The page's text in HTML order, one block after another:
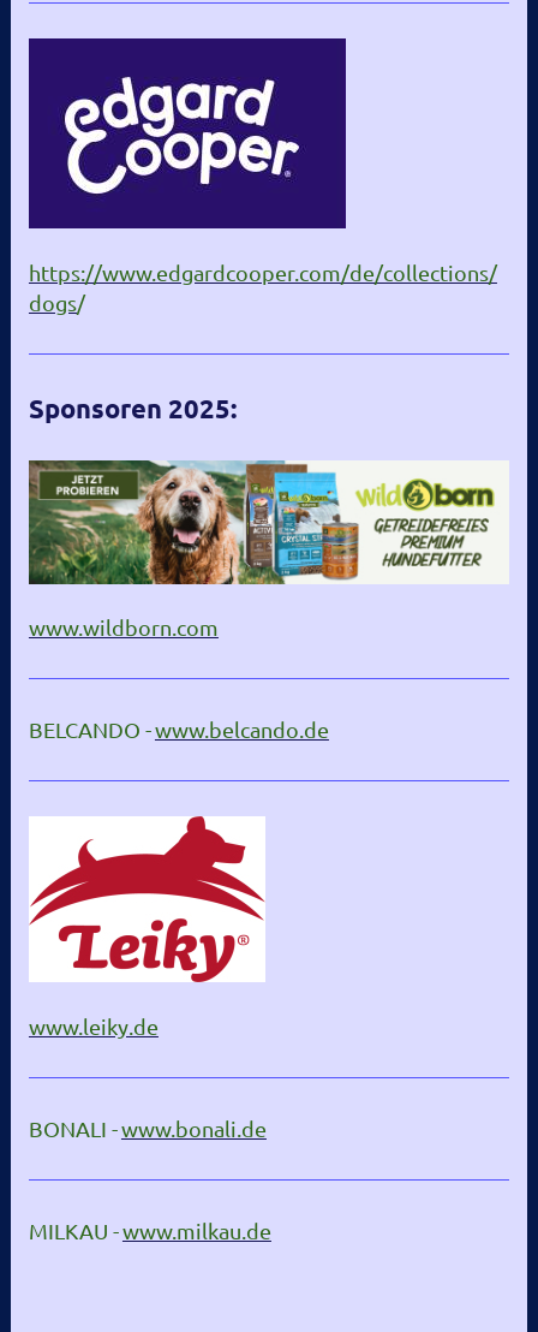
https://www.edgardcooper.com/de/collections/
dogs/
Sponsoren 2025:
www.wildborn.com
BELCANDO -www.belcando.de
www.leiky.de
BONALI -www.bonali.de
MILKAU -www.milkau.de